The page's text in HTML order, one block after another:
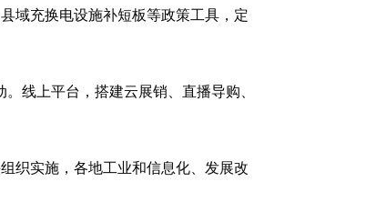
域充换电设施补短板等政策工具，定
线上平台，搭建云展销、直播导购、
织实施，各地工业和信息化、发展改